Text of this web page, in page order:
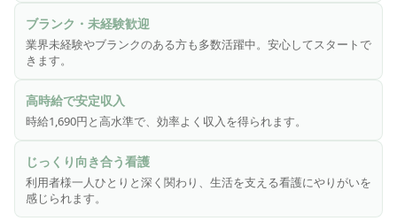
・その他、上記に付帯する業務
※業務効率化のため記録業務や勤怠管理は専用アプリを使用
しています。
※簡単な文字入力（メール打ち程度）ができれば問題ござい
ません。
＼こんな方にピッタリ／
★プライベートも充実させたい方
夜勤なし、残業少なめで、ワークライフバランスを大切に
ブランク・未経験歓迎
業界未経験やブランクのある方も多数活躍中。安心してスタートで
きます。
高時給で安定収入
時給1,690円と高水準で、効率よく収入を得られます。
じっくり向き合う看護
利用者様一人ひとりと深く関わり、生活を支える看護にやりがいを
感じられます。